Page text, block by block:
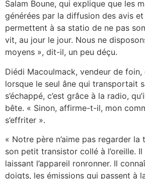
Salam Boune, qui explique que les
générées par la diffusion des avis
permettent à sa statio de ne pas
vit, au jour le jour. Nous ne
moyens », dit-il, un peu déçu.
Diédi Macoulmack, vendeur de foin,
lorsque le seul âne qui transportait
s’échappé, c’est grâce à la radio,
bête. « Sinon, affirme-t-il, mon
s’effriter ».
« Notre père n’aime pas regarder la
son petit transistor collé à l’oreille.
laissant l’appareil ronronner. Il
doigts, les émissions qui passent à